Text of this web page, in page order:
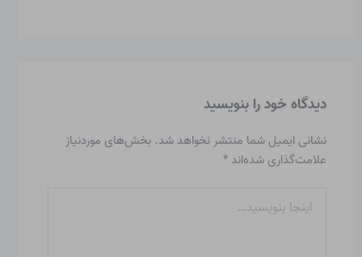
دیدگاه‌ خود را بنویسید
نشانی ایمیل شما منتشر نخواهد شد. بخش‌های موردنیاز
علامت‌گذاری شده‌اند*
بنویسید…